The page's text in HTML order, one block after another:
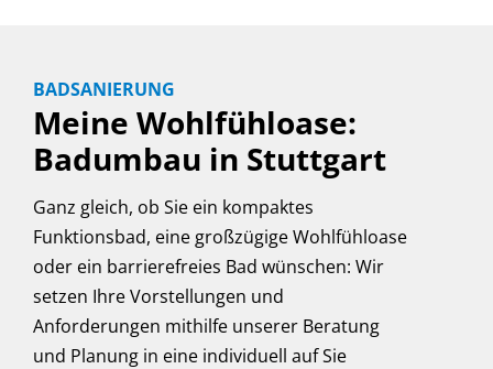
BADSANIERUNG
Meine Wohlfühloase:
Badumbau in Stuttgart
Ganz gleich, ob Sie ein kompaktes
Funktionsbad, eine großzügige Wohlfühloase
oder ein barrierefreies Bad wünschen: Wir
setzen Ihre Vorstellungen und
Anforderungen mithilfe unserer Beratung
und Planung in eine individuell auf Sie